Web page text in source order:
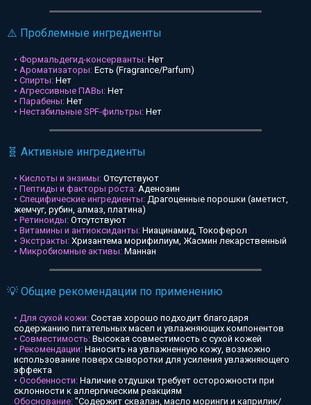
⚠️ Проблемные ингредиенты
• Формальдегид-консерванты: Нет
• Ароматизаторы: Есть (Fragrance/Parfum)
• Спирты: Нет
• Агрессивные ПАВы: Нет
• Парабены: Нет
• Нестабильные SPF-фильтры: Нет
🧬 Активные ингредиенты
• Кислоты и энзимы: Отсутствуют
• Пептиды и факторы роста: Аденозин
• Специфические ингредиенты: Драгоценные порошки (аметист,
жемчуг, рубин, алмаз, платина)
• Ретиноиды: Отсутствуют
• Витамины и антиоксиданты: Ниацинамид, Токоферол
• Экстракты: Хризантема морифилиум, Жасмин лекарственный
• Микробиомные активы: Маннан
💡 Общие рекомендации по применению
• Для сухой кожи: Состав хорошо подходит благодаря
содержанию питательных масел и увлажняющих компонентов
• Совместимость: Высокая совместимость с сухой кожей
• Рекомендации: Наносить на увлажненную кожу, возможно
использование поверх сыворотки для усиления увлажняющего
эффекта
• Особенности: Наличие отдушки требует осторожности при
склонности к аллергическим реакциям
Обоснование: "Содержит сквалан, масло моринги и каприлик/